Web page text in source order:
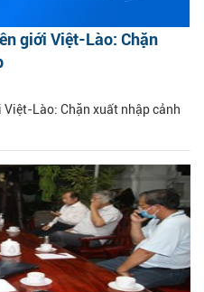
giới Việt-Lào: Chặn
Lào: Chặn xuất nhập cảnh